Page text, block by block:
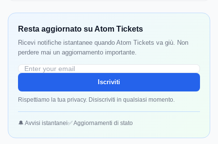
Resta aggiornato su Atom Tickets
Ricevi notifiche istantanee quando Atom Tickets va giù. Non
perdere mai un aggiornamento importante.
Iscriviti
Rispettiamo la tua privacy. Disiscriviti in qualsiasi momento.
🔔 Avvisi istantanei✅ Aggiornamenti di stato